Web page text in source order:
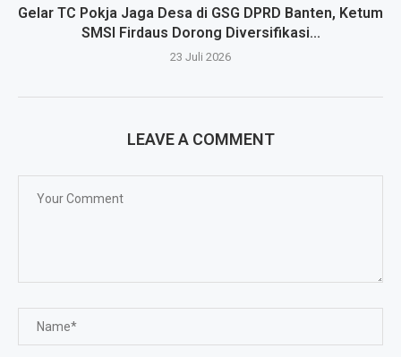
Gelar TC Pokja Jaga Desa di GSG DPRD Banten, Ketum
SMSI Firdaus Dorong Diversifikasi...
23 Juli 2026
LEAVE A COMMENT